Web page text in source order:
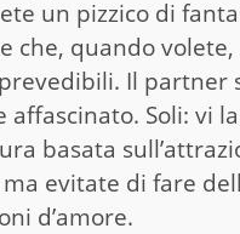
un pizzico di
che, quando volete,
Il partner
affascinato. Soli: vi
basata
evitate di fare
d’amore.